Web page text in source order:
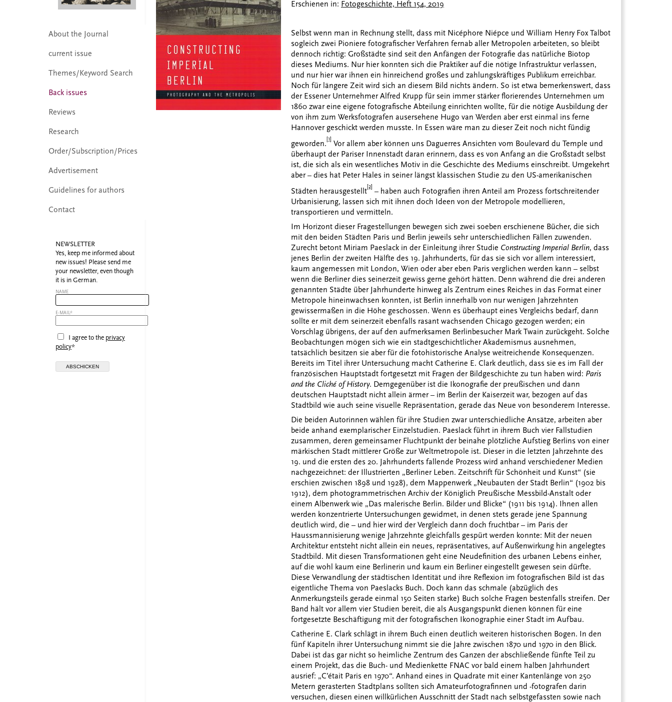
About the Journal
current issue
Themes/Keyword Search
Back issues
Reviews
Research
Order/Subscription/Prices
Advertisement
Guidelines for authors
Contact
NEWSLETTER
Yes, keep me informed about
new issues! Please send me
your newsletter, even though
it is in German.
NAME
E-MAIL*
I agree to the privacy
policy*
Erschienen in: Fotogeschichte, Heft 154, 2019
Selbst wenn man in Rechnung stellt, dass mit Nicéphore Niépce und William Henry Fox Talbot
sogleich zwei Pioniere fotografischer Verfahren fernab aller Metropolen arbeiteten, so bleibt
dennoch richtig: Großstädte sind seit den Anfängen der Fotografie das natürliche Biotop
dieses Mediums. Nur hier konnten sich die Praktiker auf die nötige Infrastruktur verlassen,
und nur hier war ihnen ein hinreichend großes und zahlungskräftiges Publikum erreichbar.
Noch für längere Zeit wird sich an diesem Bild nichts ändern. So ist etwa bemerkenswert, dass
der Essener Unternehmer Alfred Krupp für sein immer stärker florierendes Unternehmen um
1860 zwar eine eigene fotografische Abteilung einrichten wollte, für die nötige Ausbildung der
von ihm zum Werksfotografen ausersehene Hugo van Werden aber erst einmal ins ferne
Hannover geschickt werden musste. In Essen wäre man zu dieser Zeit noch nicht fündig
geworden.
[1]
Vor allem aber können uns Daguerres Ansichten vom Boulevard du Temple und
überhaupt der Pariser Innenstadt daran erinnern, dass es von Anfang an die Großstadt selbst
ist, die sich als ein wesentliches Motiv in die Geschichte des Mediums einschreibt. Umgekehrt
aber – dies hat Peter Hales in seiner längst klassischen Studie zu den US-amerikanischen
Städten herausgestellt
[2]
– haben auch Fotografien ihren Anteil am Prozess fortschreitender
Urbanisierung, lassen sich mit ihnen doch Ideen von der Metropole modellieren,
transportieren und vermitteln.
Im Horizont dieser Fragestellungen bewegen sich zwei soeben erschienene Bücher, die sich
mit den beiden Städten Paris und Berlin jeweils sehr unterschiedlichen Fällen zuwenden.
Zurecht betont Miriam Paeslack in der Einleitung ihrer Studie Constructing Imperial Berlin, dass
jenes Berlin der zweiten Hälfte des 19. Jahrhunderts, für das sie sich vor allem interessiert,
kaum angemessen mit London, Wien oder aber eben Paris verglichen werden kann – selbst
wenn die Berliner dies seinerzeit gewiss gerne gehört hätten. Denn während die drei anderen
genannten Städte über Jahrhunderte hinweg als Zentrum eines Reiches in das Format einer
Metropole hineinwachsen konnten, ist Berlin innerhalb von nur wenigen Jahrzehnten
gewissermaßen in die Höhe geschossen. Wenn es überhaupt eines Vergleichs bedarf, dann
sollte er mit dem seinerzeit ebenfalls rasant wachsenden Chicago gezogen werden; ein
Vorschlag übrigens, der auf den aufmerksamen Berlinbesucher Mark Twain zurückgeht. Solche
Beobachtungen mögen sich wie ein stadtgeschichtlicher Akademismus ausnehmen,
tatsächlich besitzen sie aber für die fotohistorische Analyse weitreichende Konsequenzen.
Bereits im Titel ihrer Untersuchung macht Catherine E. Clark deutlich, dass sie es im Fall der
französischen Hauptstadt fortgesetzt mit Fragen der Bildgeschichte zu tun haben wird: Paris
and the Cliché of History. Demgegenüber ist die Ikonografie der preußischen und dann
deutschen Hauptstadt nicht allein ärmer – im Berlin der Kaiserzeit war, bezogen auf das
Stadtbild wie auch seine visuelle Repräsentation, gerade das Neue von besonderem Interesse.
Die beiden Autorinnen wählen für ihre Studien zwar unterschiedliche Ansätze, arbeiten aber
beide anhand exemplarischer Einzelstudien. Paeslack führt in ihrem Buch vier Fallstudien
zusammen, deren gemeinsamer Fluchtpunkt der beinahe plötzliche Aufstieg Berlins von einer
märkischen Stadt mittlerer Größe zur Weltmetropole ist. Dieser in die letzten Jahrzehnte des
19. und die ersten des 20. Jahrhunderts fallende Prozess wird anhand verschiedener Medien
nachgezeichnet: der Illustrierten „Berliner Leben. Zeitschrift für Schönheit und Kunst“ (sie
erschien zwischen 1898 und 1928), dem Mappenwerk „Neubauten der Stadt Berlin“ (1902 bis
1912), dem photogrammetrischen Archiv der Königlich Preußische Messbild-Anstalt oder
einem Albenwerk wie „Das malerische Berlin. Bilder und Blicke“ (1911 bis 1914). Ihnen allen
werden konzentrierte Untersuchungen gewidmet, in denen stets gerade jene Spannung
deutlich wird, die – und hier wird der Vergleich dann doch fruchtbar – im Paris der
Haussmannisierung wenige Jahrzehnte gleichfalls gespürt werden konnte: Mit der neuen
Architektur entsteht nicht allein ein neues, repräsentatives, auf Außenwirkung hin angelegtes
Stadtbild. Mit diesen Transformationen geht eine Neudefinition des urbanen Lebens einher,
auf die wohl kaum eine Berlinerin und kaum ein Berliner eingestellt gewesen sein dürfte.
Diese Verwandlung der städtischen Identität und ihre Reflexion im fotografischen Bild ist das
eigentliche Thema von Paeslacks Buch. Doch kann das schmale (abzüglich des
Anmerkungsteils gerade einmal 150 Seiten starke) Buch solche Fragen bestenfalls streifen. Der
Band hält vor allem vier Studien bereit, die als Ausgangspunkt dienen können für eine
fortgesetzte Beschäftigung mit der fotografischen Ikonographie einer Stadt im Aufbau.
Catherine E. Clark schlägt in ihrem Buch einen deutlich weiteren historischen Bogen. In den
fünf Kapiteln ihrer Untersuchung nimmt sie die Jahre zwischen 1870 und 1970 in den Blick.
Dabei ist das gar nicht so heimliche Zentrum des Ganzen der abschließende fünfte Teil zu
einem Projekt, das die Buch- und Medienkette FNAC vor bald einem halben Jahrhundert
ausrief: „C’était Paris en 1970“. Anhand eines in Quadrate mit einer Kantenlänge von 250
Metern gerasterten Stadtplans sollten sich Amateurfotografinnen und -fotografen darin
versuchen, diesen einen willkürlichen Ausschnitt der Stadt nach selbstgefassten sowie nach